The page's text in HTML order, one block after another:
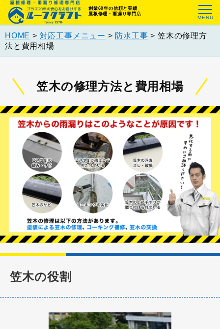
創業60年の信頼と実績
屋根修理・雨漏り専門店
HOME > 対応工事メニュー > 防水工事 >笠木の修理方
法と費用相場
笠木の修理方法と費用相場
笠木の役割